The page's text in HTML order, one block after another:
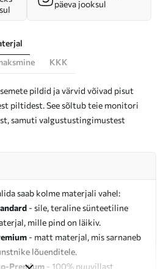
päeva jooksul
KKK
pildid ja värvid võivad pisut
piltidest. See sõltub teie monitori
samuti valgustustingimustest
saab kolme materjali vahel:
- sile, teraline sünteetiline
mille pind on läikiv.
- matt materjal, mis sarnaneb
lõuenditele.
Premium - 100% puuvillast